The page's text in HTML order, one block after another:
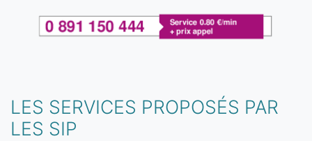
LES SERVICES PROPOSÉS PAR
LES SIP